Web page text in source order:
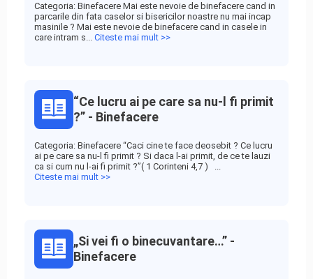
Categoria: Binefacere Mai este nevoie de binefacere cand in
parcarile din fata caselor si bisericilor noastre nu mai incap
masinile ? Mai este nevoie de binefacere cand in casele in
care intram s... Citeste mai mult >>
“Ce lucru ai pe care sa nu-l fi primit
?” - Binefacere
Categoria: Binefacere “Caci cine te face deosebit ? Ce lucru
ai pe care sa nu-l fi primit ? Si daca l-ai primit, de ce te lauzi
ca si cum nu l-ai fi primit ?”( 1 Corinteni 4,7 ) ...
Citeste mai mult >>
„Si vei fi o binecuvantare…” -
Binefacere